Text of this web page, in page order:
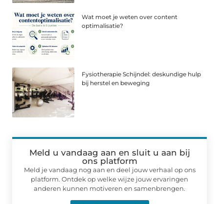
Wat moet je weten over content
optimalisatie?
Fysiotherapie Schijndel: deskundige hulp
bij herstel en beweging
Meld u vandaag aan en sluit u aan bij
ons platform
Meld je vandaag nog aan en deel jouw verhaal op ons
platform. Ontdek op welke wijze jouw ervaringen
anderen kunnen motiveren en samenbrengen.